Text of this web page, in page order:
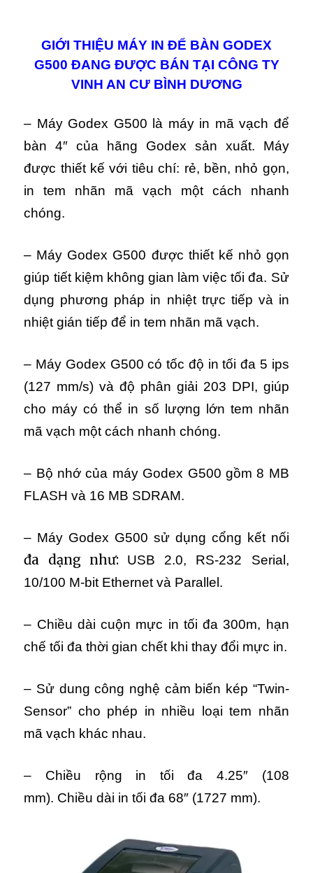
GIỚI THIỆU MÁY IN ĐỂ BÀN GODEX
G500 ĐANG ĐƯỢC BÁN TẠI CÔNG TY
VINH AN CƯ BÌNH DƯƠNG
– Máy Godex G500 là máy in mã vạch để
bàn 4″ của hãng Godex sản xuất. Máy
được thiết kế với tiêu chí: rẻ, bền, nhỏ gọn,
in tem nhãn mã vạch một cách nhanh
chóng.
– Máy Godex G500 được thiết kế nhỏ gọn
giúp tiết kiệm không gian làm việc tối đa. Sử
dụng phương pháp in nhiệt trực tiếp và in
nhiệt gián tiếp để in tem nhãn mã vạch.
– Máy Godex G500 có tốc độ in tối đa 5 ips
(127 mm/s) và độ phân giải 203 DPI, giúp
cho máy có thể in số lượng lớn tem nhãn
mã vạch một cách nhanh chóng.
– Bộ nhớ của máy Godex G500 gồm 8 MB
FLASH và 16 MB SDRAM.
– Máy Godex G500 sử dụng cổng kết nối
đa dạng như: USB 2.0, RS-232 Serial,
10/100 M-bit Ethernet và Parallel.
– Chiều dài cuộn mực in tối đa 300m, hạn
chế tối đa thời gian chết khi thay đổi mực in.
– Sử dung công nghệ cảm biến kép “Twin-
Sensor” cho phép in nhiều loại tem nhãn
mã vạch khác nhau.
– Chiều rộng in tối đa 4.25″ (108
mm). Chiều dài in tối đa 68″ (1727 mm).